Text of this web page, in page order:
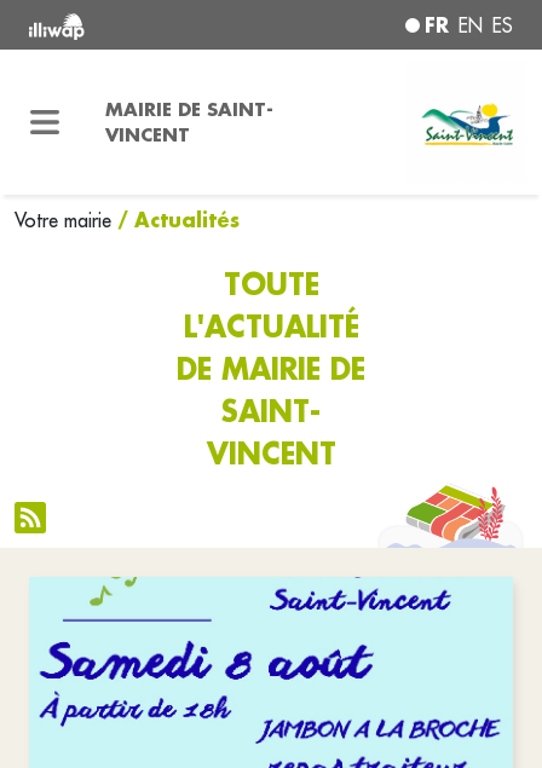
FR EN ES
MAIRIE DE SAINT-
VINCENT
Votre mairie / Actualités
TOUTE
L'ACTUALITÉ
DE MAIRIE DE
SAINT-
VINCENT